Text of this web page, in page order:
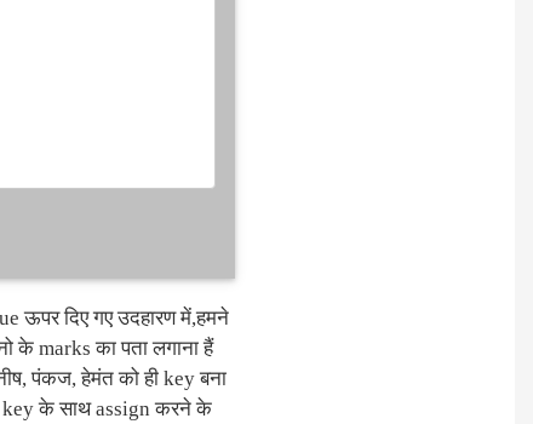
दिए गए उदहारण में,हमने
के marks का पता लगाना हैं
पंकज, हेमंत को ही key बना
key के साथ assign करने के